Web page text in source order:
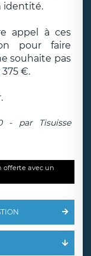
identité.
appel à ces
pour faire
souhaite pas
€.
- par Tisuisse
offerte avec un